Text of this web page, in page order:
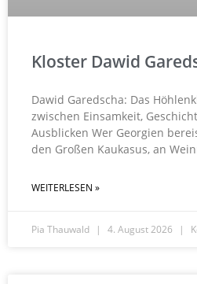
Kloster Dawid
Dawid Garedscha: Das
zwischen Einsamkeit,
Ausblicken Wer Georgien
den Großen Kaukasus, an
WEITERLESEN »
Pia Thauwald 4. August 2026